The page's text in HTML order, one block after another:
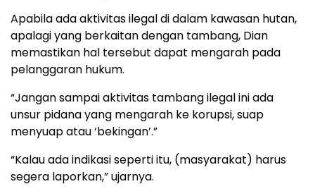
Apabila ada aktivitas ilegal di dalam kawasan hutan,
apalagi yang berkaitan dengan tambang, Dian
memastikan hal tersebut dapat mengarah pada
pelanggaran hukum.
“Jangan sampai aktivitas tambang ilegal ini ada
unsur pidana yang mengarah ke korupsi, suap
menyuap atau ‘bekingan’.”
“Kalau ada indikasi seperti itu, (masyarakat) harus
segera laporkan,” ujarnya.